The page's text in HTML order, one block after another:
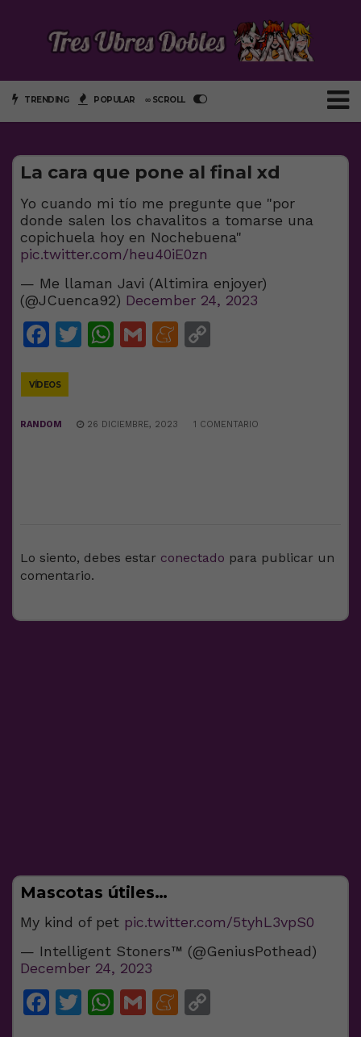
TRENDING POPULAR ∞ SCROLL
La cara que pone al final xd
Yo cuando mi tío me pregunte que "por
donde salen los chavalitos a tomarse una
copichuela hoy en Nochebuena"
pic.twitter.com/heu40iE0zn
— Me llaman Javi (Altimira enjoyer)
(@JCuenca92) December 24, 2023
Facebook
Twitter
WhatsApp
GmailMeneame
VÍDEOS
RANDOM 26 DICIEMBRE, 2023 1 COMENTARIO
Lo siento, debes estar conectado para publicar un
comentario.
Mascotas útiles…
My kind of pet pic.twitter.com/5tyhL3vpS0
— Intelligent Stoners™ (@GeniusPothead)
December 24, 2023
Facebook
Twitter
WhatsApp
GmailMeneame